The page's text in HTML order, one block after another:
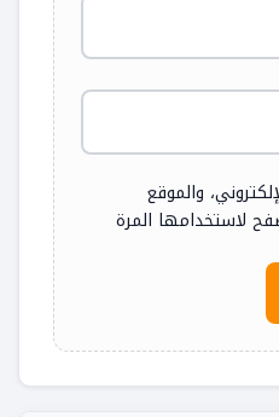
والموقع
لاستخدامها المرة